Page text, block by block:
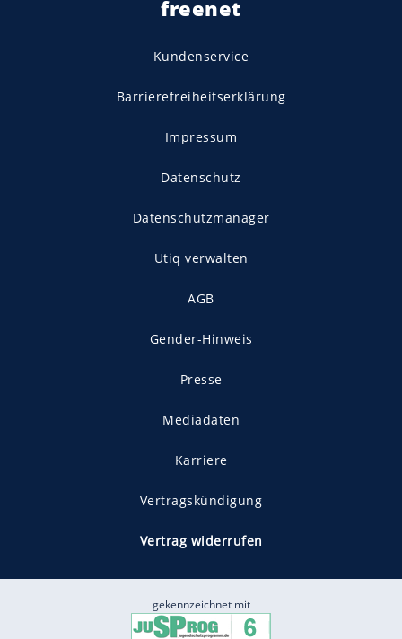
freenet
Kundenservice
Barrierefreiheitserklärung
Impressum
Datenschutz
Datenschutzmanager
Utiq verwalten
AGB
Gender-Hinweis
Presse
Mediadaten
Karriere
Vertragskündigung
Vertrag widerrufen
gekennzeichnet mit